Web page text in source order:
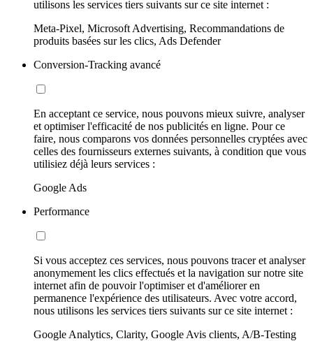
utilisons les services tiers suivants sur ce site internet :
Meta-Pixel, Microsoft Advertising, Recommandations de
produits basées sur les clics, Ads Defender
Conversion-Tracking avancé
En acceptant ce service, nous pouvons mieux suivre, analyser
et optimiser l'efficacité de nos publicités en ligne. Pour ce
faire, nous comparons vos données personnelles cryptées avec
celles des fournisseurs externes suivants, à condition que vous
utilisiez déjà leurs services :
Google Ads
Performance
Si vous acceptez ces services, nous pouvons tracer et analyser
anonymement les clics effectués et la navigation sur notre site
internet afin de pouvoir l'optimiser et d'améliorer en
permanence l'expérience des utilisateurs. Avec votre accord,
nous utilisons les services tiers suivants sur ce site internet :
Google Analytics, Clarity, Google Avis clients, A/B-Testing